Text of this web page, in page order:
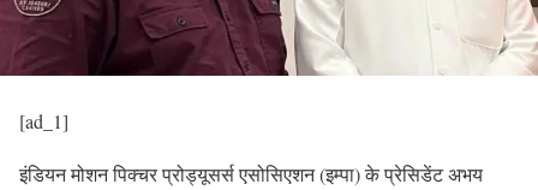
[ad_1]
इंडियन मोशन पिक्चर प्रोड्यूसर्स एसोसिएशन (इम्पा) के प्रेसिडेंट अभय